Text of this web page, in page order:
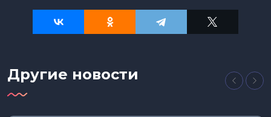
Другие новости